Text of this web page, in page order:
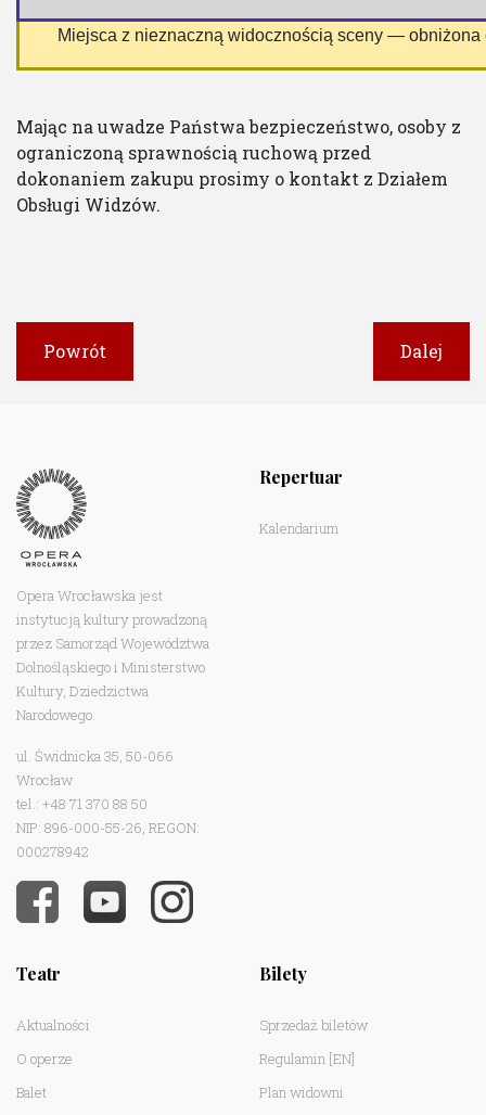
Miejsca z nieznaczną widocznością sceny — obniżona
Mając na uwadze Państwa bezpieczeństwo, osoby z
ograniczoną sprawnością ruchową przed
dokonaniem zakupu prosimy o kontakt z Działem
Obsługi Widzów.
Powrót Dalej
Opera Wrocławska jest
instytucją kultury prowadzoną
przez Samorząd Województwa
Dolnośląskiego i Ministerstwo
Kultury, Dziedzictwa
Narodowego.
ul. Świdnicka 35, 50-066
Wrocław
tel.: +48 71 370 88 50
NIP: 896-000-55-26, REGON:
000278942
Repertuar
Kalendarium
Teatr
Aktualności
O operze
Balet
Bilety
Sprzedaż biletów
Regulamin [EN]
Plan widowni